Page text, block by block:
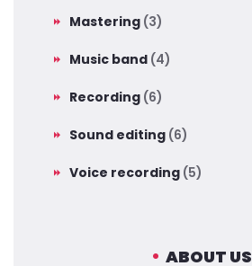
Mastering (3)
Music band (4)
Recording (6)
Sound editing (6)
Voice recording (5)
ABOUT US